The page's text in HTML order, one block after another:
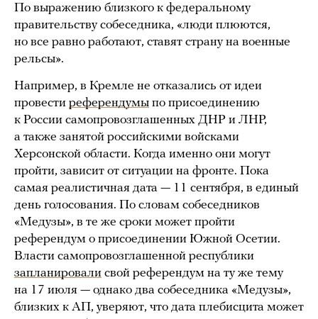
По выражению близкого к федеральному
правительству собеседника, «люди плюются,
но все равно работают, ставят страну на военные
рельсы».
Например, в Кремле не отказались от идеи
провести референдумы по присоединению
к России самопровозглашенных ДНР и ЛНР,
а также занятой российскими войсками
Херсонской области. Когда именно они могут
пройти, зависит от ситуации на фронте. Пока
самая реалистичная дата — 11 сентября, в единый
день голосования. По словам собеседников
«Медузы», в те же сроки может пройти
референдум о присоединении Южной Осетии.
Власти самопровозглашенной республики
запланировали свой референдум на ту же тему
на 17 июля — однако два собеседника «Медузы»,
близких к АП, уверяют, что дата плебисцита может